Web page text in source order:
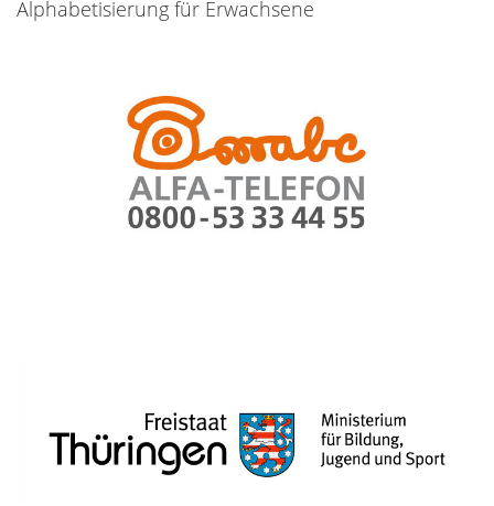
Alphabetisierung für Erwachsene